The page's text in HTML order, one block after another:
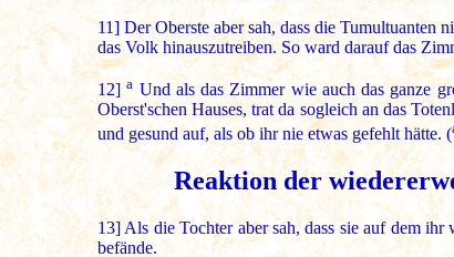
11] Der Oberste aber sah, dass die Tumultuanten
das Volk hinauszutreiben. So ward darauf das
12] a Und als das Zimmer wie auch das ganze
Oberst'schen Hauses, trat da sogleich an das
und gesund auf, als ob ihr nie etwas gefehlt hätte. (
Reaktion der
13]Als die Tochter aber sah, dass sie auf dem ihr
befände.